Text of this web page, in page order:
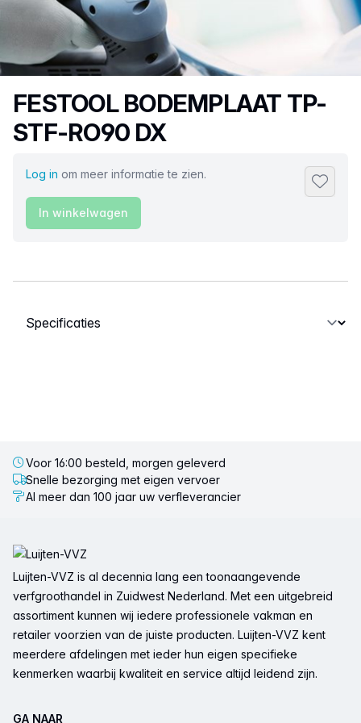
Productnaam
FESTOOL BODEMPLAAT TP-
STF-RO90 DX
Log in om meer informatie te zien.
In winkelwagen
Selecteer een tabblad
Voor 16:00 besteld, morgen geleverd
Snelle bezorging met eigen vervoer
Al meer dan 100 jaar uw verfleverancier
Luijten-VVZ is al decennia lang een toonaangevende
verfgroothandel in Zuidwest Nederland. Met een uitgebreid
assortiment kunnen wij iedere professionele vakman en
retailer voorzien van de juiste producten. Luijten-VVZ kent
meerdere afdelingen met ieder hun eigen specifieke
kenmerken waarbij kwaliteit en service altijd leidend zijn.
GA NAAR